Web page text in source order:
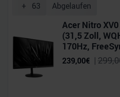
+ 63 Abgelaufen
Acer Nitro
(31,5 Zoll,
170Hz,
239,00€ |